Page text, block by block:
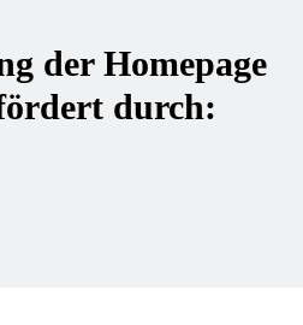
der Homepage
durch: